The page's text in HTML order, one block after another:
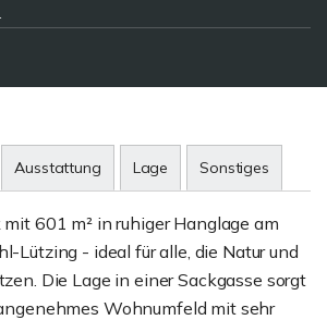
Ausstattung Lage Sonstiges
601 m² in ruhiger Hanglage am
Lützing - ideal für alle, die Natur und
Die Lage in einer Sackgasse sorgt
Wohnumfeld mit sehr